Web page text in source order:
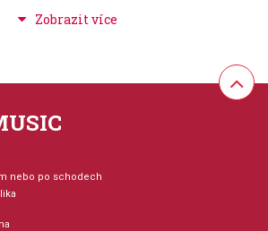
Schmuyle
Sepulchre
Dead in the Language of the Dead
nebo po schodech